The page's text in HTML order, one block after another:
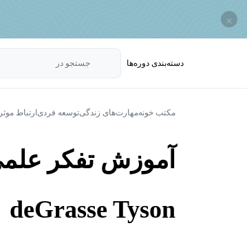
×
دسته‌بندی‌ دوره‌ها جستجو در
مکتب خونهمهارت‌های زندگیتوسعه فردی ارتباط موثر
deGrasse Tyson